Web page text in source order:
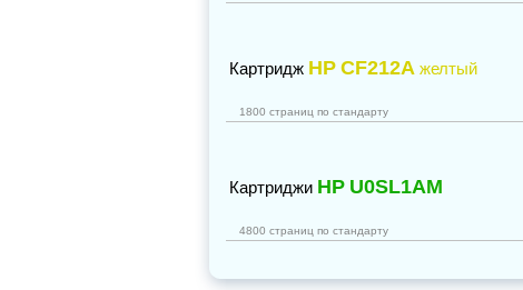
Картридж HP CF212A желтый
1800 страниц по стандарту
Картриджи HP U0SL1AM
4800 страниц по стандарту